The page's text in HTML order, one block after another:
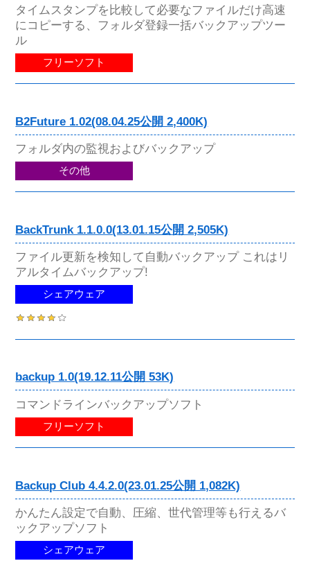
タイムスタンプを比較して必要なファイルだけ高速
にコピーする、フォルダ登録一括バックアップツー
ル
フリーソフト
B2Future 1.02(08.04.25公開 2,400K)
フォルダ内の監視およびバックアップ
その他
BackTrunk 1.1.0.0(13.01.15公開 2,505K)
ファイル更新を検知して自動バックアップ これはリ
アルタイムバックアップ!
シェアウェア
backup 1.0(19.12.11公開 53K)
コマンドラインバックアップソフト
フリーソフト
Backup Club 4.4.2.0(23.01.25公開 1,082K)
かんたん設定で自動、圧縮、世代管理等も行えるバ
ックアップソフト
シェアウェア